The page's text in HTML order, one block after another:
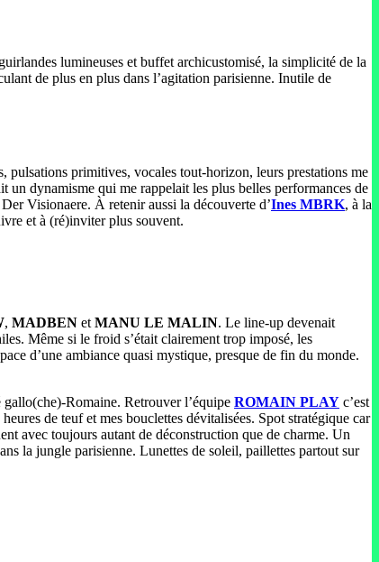
lumineuses et buffet archicustomisé, la simplicité de la
de plus en plus dans l’agitation parisienne. Inutile de
pulsations primitives, vocales tout-horizon, leurs prestations me
un dynamisme qui me rappelait les plus belles performances de
Visionaere. À retenir aussi la découverte d’Ines MBRK, à la
et à (ré)inviter plus souvent.
, MADBEN et MANU LE MALIN. Le line-up devenait
Même si le froid s’était clairement trop imposé, les
d’une ambiance quasi mystique, presque de fin du monde.
Romaine. Retrouver l’équipe ROMAIN PLAY c’est
de teuf et mes bouclettes dévitalisées. Spot stratégique car
avec toujours autant de déconstruction que de charme. Un
la jungle parisienne. Lunettes de soleil, paillettes partout sur